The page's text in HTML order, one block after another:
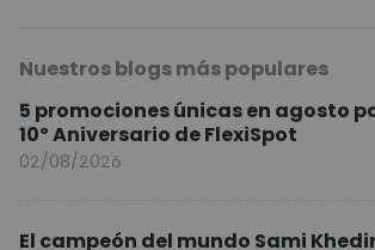
Nuestros blogs más populares
5 promociones únicas en agosto
10º Aniversario de FlexiSpot
02/08/2026
El campeón del mundo Sami